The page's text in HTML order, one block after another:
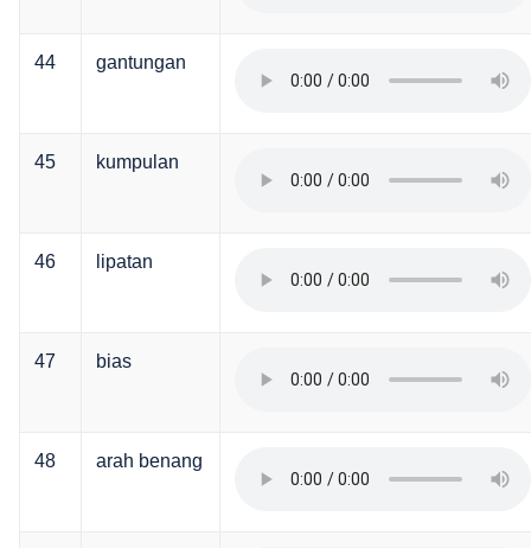
44 gantungan
45 kumpulan
46 lipatan
47 bias
48 arah benang